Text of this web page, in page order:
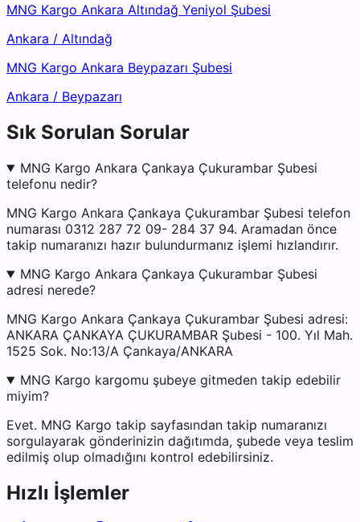
MNG Kargo Ankara Altındağ Yeniyol Şubesi
Ankara / Altındağ
MNG Kargo Ankara Beypazarı Şubesi
Ankara / Beypazarı
Sık Sorulan Sorular
MNG Kargo Ankara Çankaya Çukurambar Şubesi
telefonu nedir?
MNG Kargo Ankara Çankaya Çukurambar Şubesi telefon
numarası 0312 287 72 09- 284 37 94. Aramadan önce
takip numaranızı hazır bulundurmanız işlemi hızlandırır.
MNG Kargo Ankara Çankaya Çukurambar Şubesi
adresi nerede?
MNG Kargo Ankara Çankaya Çukurambar Şubesi adresi:
ANKARA ÇANKAYA ÇUKURAMBAR Şubesi - 100. Yıl Mah.
1525 Sok. No:13/A Çankaya/ANKARA
MNG Kargo kargomu şubeye gitmeden takip edebilir
miyim?
Evet. MNG Kargo takip sayfasından takip numaranızı
sorgulayarak gönderinizin dağıtımda, şubede veya teslim
edilmiş olup olmadığını kontrol edebilirsiniz.
Hızlı İşlemler